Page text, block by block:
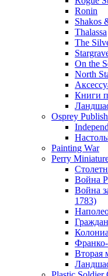
Ronin
Shakos
Thalassa
The
On the
North
Книги
Osprey
Painting War
Perry
Война
Война
1783)
Вторая